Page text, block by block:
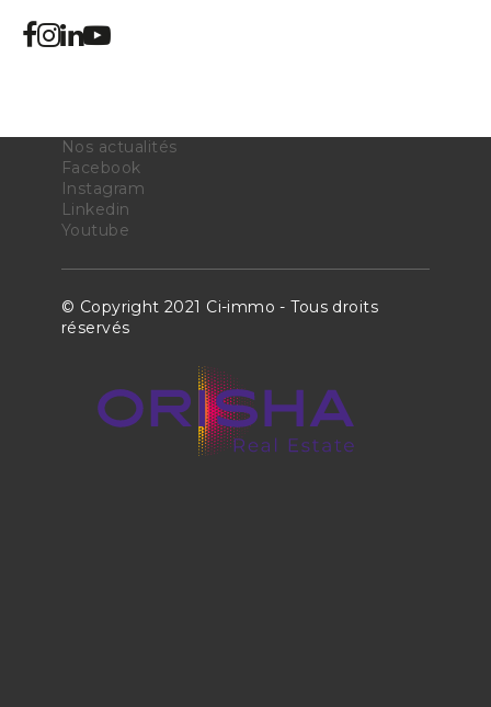
Nos actualités
Facebook
Instagram
Linkedin
Youtube
© Copyright 2021 Ci-immo - Tous droits
réservés